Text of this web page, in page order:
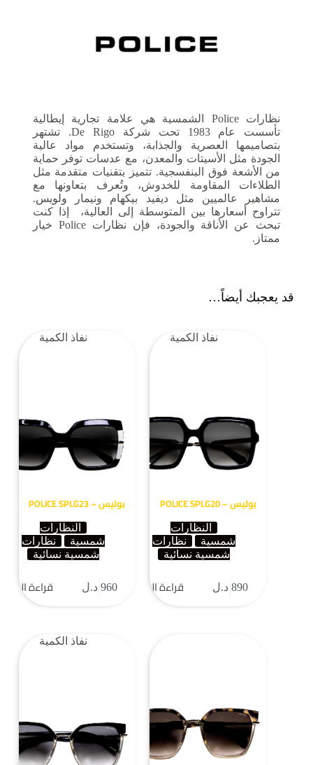
نظارات Police الشمسية هي علامة تجارية إيطالية
تأسست عام 1983 تحت شركة De Rigo. تشتهر
بتصاميمها العصرية والجذابة، وتستخدم مواد عالية
الجودة مثل الأسيتات والمعدن، مع عدسات توفر حماية
من الأشعة فوق البنفسجية. تتميز بتقنيات متقدمة مثل
الطلاءات المقاومة للخدوش، وتُعرف بتعاونها مع
مشاهير عالميين مثل ديفيد بيكهام ونيمار ولويس.
تتراوح أسعارها بين المتوسطة إلى العالية، إذا كنت
تبحث عن الأناقة والجودة، فإن نظارات Police خيار
ممتاز.
قد يعجبك أيضاً…
نفاذ الكمية
بوليس – POLICE SPLG20
النظارات
شمسية
نظارات
شمسية نسائية
890 د.ل قراءة المزيد
نفاذ الكمية
بوليس – POLICE SPLG23
النظارات
شمسية
نظارات
شمسية نسائية
960 د.ل قراءة المزيد
نفاذ الكمية